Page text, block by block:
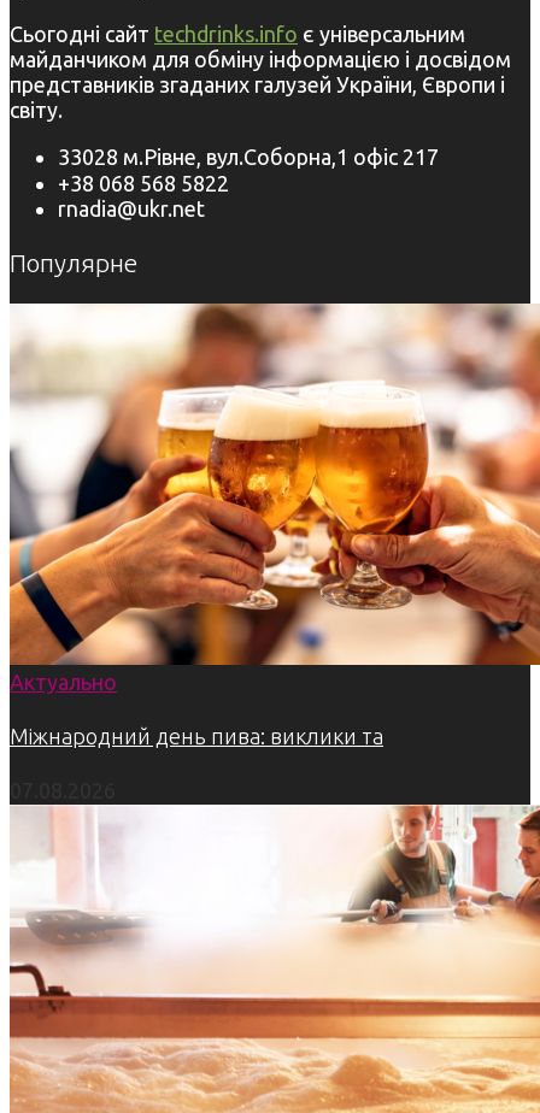
Сьогодні сайт techdrinks.info є універсальним
майданчиком для обміну інформацією і досвідом
представників згаданих галузей України, Європи і
світу.
33028 м.Рівне, вул.Соборна,1 офіс 217
+38 068 568 5822
rnadia@ukr.net
Популярне
Актуально
Міжнародний день пива: виклики та